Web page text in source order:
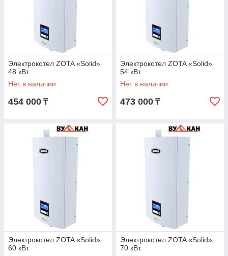
Электрокотел ZOTA «Solid»
48 кВт.
Нет в наличии
454 000 ₸
Электрокотел ZOTA «Solid»
54 кВт.
Нет в наличии
473 000 ₸
Электрокотел ZOTA «Solid»
60 кВт.
Электрокотел ZOTA «Solid»
70 кВт.